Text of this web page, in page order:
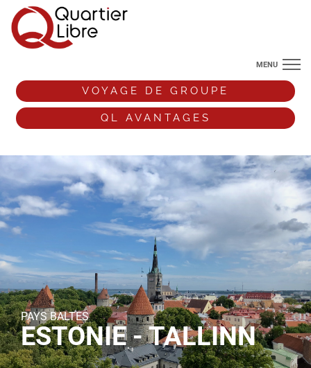
MENU
NOS DESTINATIONS
ANGLETERRE
VOS ENVIES DE VOYAGE
+33 (0)9 72 38 52 44
VOYAGE DE GROUPE
QL AVANTAGES
ESPACE PRO
VOYAGE DE GROUPE
QL AVANTAGES
PAYS BALTES
ESTONIE - TALLINN